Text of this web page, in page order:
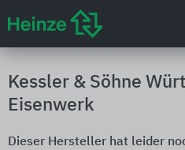
Kessler & Söhne
Eisenwerk
Dieser Hersteller hat leider